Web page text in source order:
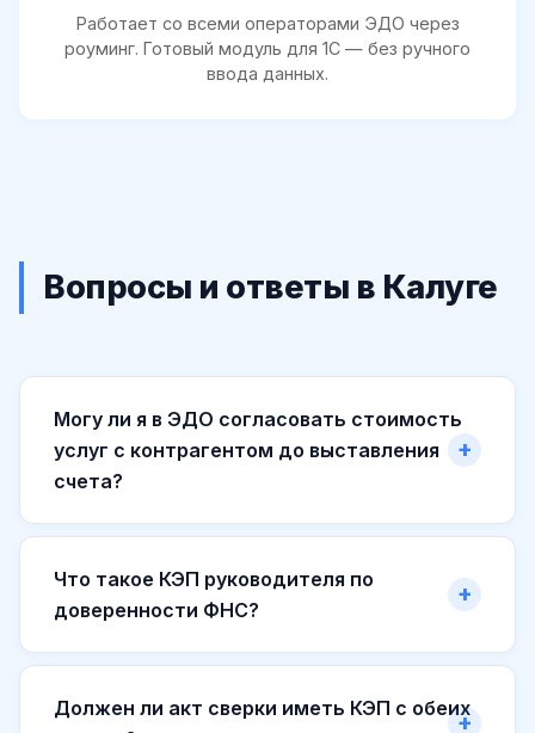
Работает со всеми операторами ЭДО через
роуминг. Готовый модуль для 1С — без ручного
ввода данных.
Вопросы и ответы в Калуге
Могу ли я в ЭДО согласовать стоимость
услуг с контрагентом до выставления
счета?
Что такое КЭП руководителя по
доверенности ФНС?
Должен ли акт сверки иметь КЭП с обеих